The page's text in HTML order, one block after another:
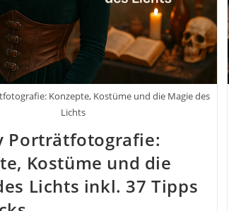
Konzepte, Kostüme und die Magie des
Lichts
Porträtfotografie:
Kostüme und die
Lichts inkl. 37 Tipps